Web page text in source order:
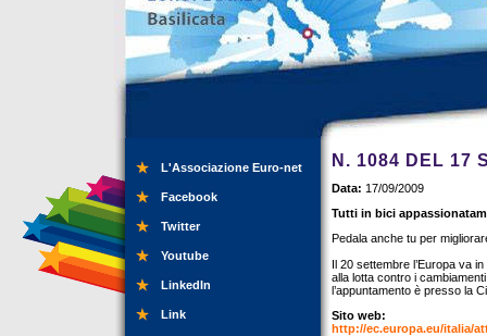
L'Associazione Euro-net
Facebook
Twitter
Youtube
LinkedIn
Link
N. 1084 DEL 17
Data: 17/09/2009
Tutti in bici
Pedala anche tu per
Il 20 settembre l’Europa va
alla lotta contro i
l’appuntamento è presso la
Sito web:
http://ec.europa.eu/italia/